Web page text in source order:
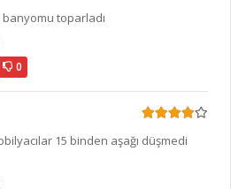
toparladı
0
15 binden aşağı düşmedi